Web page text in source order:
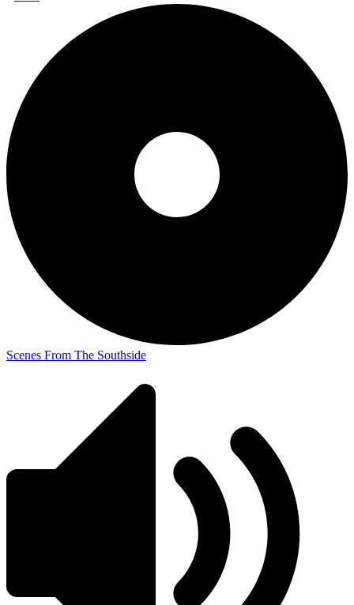
Scenes From The Southside